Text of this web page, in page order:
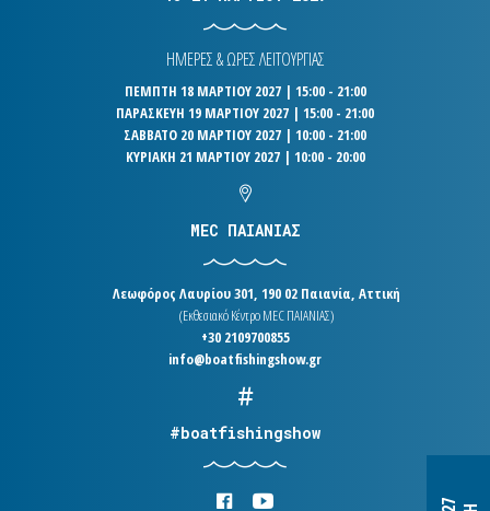
ΗΜΕΡΕΣ & ΩΡΕΣ ΛΕΙΤΟΥΡΓΙΑΣ
ΠΕΜΠΤΗ 18 ΜΑΡΤΙΟΥ 2027 | 15:00 - 21:00
ΠΑΡΑΣΚΕΥΗ 19 ΜΑΡΤΙΟΥ 2027 | 15:00 - 21:00
ΣΑΒΒΑΤΟ 20 ΜΑΡΤΙΟΥ 2027 | 10:00 - 21:00
ΚΥΡΙΑΚΗ 21 ΜΑΡΤΙΟΥ 2027 | 10:00 - 20:00
MEC ΠΑΙΑΝΙΑΣ
Λεωφόρος Λαυρίου 301, 190 02 Παιανία, Αττική
(Εκθεσιακό Κέντρο MEC ΠΑΙΑΝΙΑΣ)
+30 2109700855
info@boatfishingshow.gr
#boatfishingshow